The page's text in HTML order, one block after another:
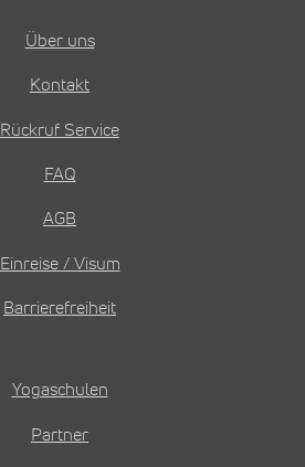
Über uns
Kontakt
Rückruf Service
FAQ
AGB
Einreise / Visum
Barrierefreiheit
Yogaschulen
Partner